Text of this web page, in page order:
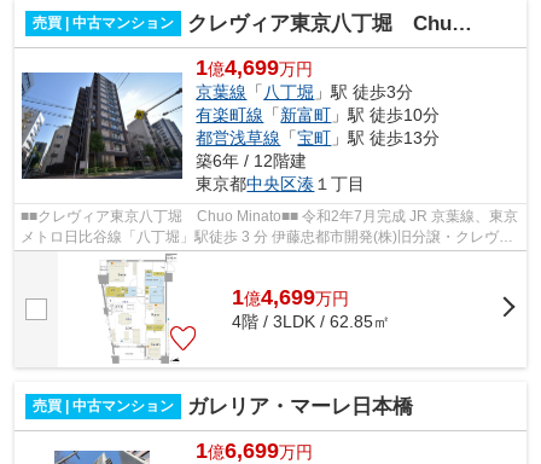
売買 | 中古マンション クレヴィア東京八丁堀 Chuo Minato
1億4,699万円
京葉線 「 八丁堀 」駅 徒歩3分
有楽町線 「新富町 」駅 徒歩10分
都営浅草線 「宝町 」駅 徒歩13分
築6年 / 12階建
東京都中央区湊 １丁目
■■クレヴィア東京八丁堀 Chuo Minato■■ 令和2年7月完成 JR 京葉線、東京
メトロ日比谷線「八丁堀」駅徒歩 3 分 伊藤忠都市開発(株)旧分譲・クレヴィ
アシリーズ 「東京」駅、『銀座...
1億4,699万円
4階 / 3LDK / 62.85㎡
売買 | 中古マンション ガレリア・マーレ日本橋
1億6,699万円